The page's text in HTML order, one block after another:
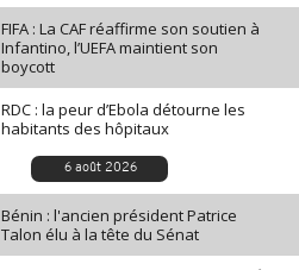
FIFA : La CAF réaffirme son soutien à
Infantino, l’UEFA maintient son
boycott
RDC : la peur d’Ebola détourne les
habitants des hôpitaux
6 août 2026
Bénin : l'ancien président Patrice
Talon élu à la tête du Sénat